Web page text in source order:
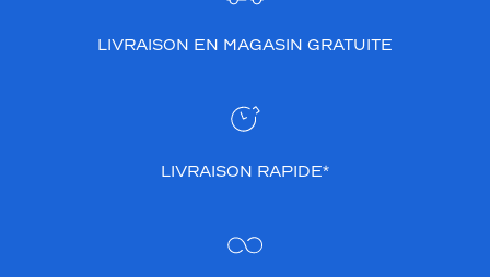
LIVRAISON EN MAGASIN GRATUITE
LIVRAISON RAPIDE*